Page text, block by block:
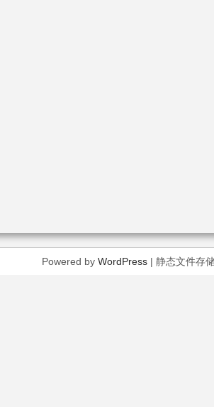
Powered by WordPress| 静态文件存